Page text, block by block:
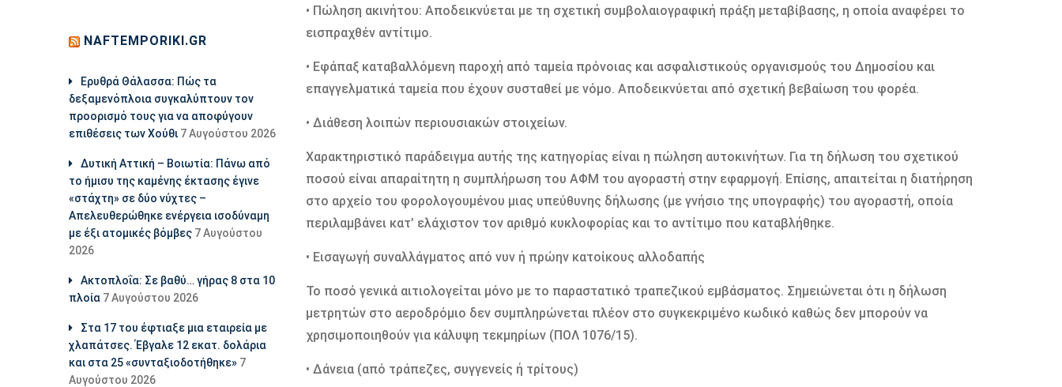
• Πώληση ακινήτου: Αποδεικνύεται με τη σχετική συμβολαιογραφική πράξη μεταβίβασης, η οποία αναφέρει το
εισπραχθέν αντίτιμο.
• Εφάπαξ καταβαλλόμενη παροχή από ταμεία πρόνοιας και ασφαλιστικούς οργανισμούς του Δημοσίου και
επαγγελματικά ταμεία που έχουν συσταθεί με νόμο. Αποδεικνύεται από σχετική βεβαίωση του φορέα.
• Διάθεση λοιπών περιουσιακών στοιχείων.
Χαρακτηριστικό παράδειγμα αυτής της κατηγορίας είναι η πώληση αυτοκινήτων. Για τη δήλωση του σχετικού
ποσού είναι απαραίτητη η συμπλήρωση του ΑΦΜ του αγοραστή στην εφαρμογή. Επίσης, απαιτείται η διατήρηση
στο αρχείο του φορολογουμένου μιας υπεύθυνης δήλωσης (με γνήσιο της υπογραφής) του αγοραστή, οποία
περιλαμβάνει κατ’ ελάχιστον τον αριθμό κυκλοφορίας και το αντίτιμο που καταβλήθηκε.
• Εισαγωγή συναλλάγματος από νυν ή πρώην κατοίκους αλλοδαπής
Το ποσό γενικά αιτιολογείται μόνο με το παραστατικό τραπεζικού εμβάσματος. Σημειώνεται ότι η δήλωση
μετρητών στο αεροδρόμιο δεν συμπληρώνεται πλέον στο συγκεκριμένο κωδικό καθώς δεν μπορούν να
χρησιμοποιηθούν για κάλυψη τεκμηρίων (ΠΟΛ 1076/15).
• Δάνεια (από τράπεζες, συγγενείς ή τρίτους)
NAFTEMPORIKI.GR
Ερυθρά Θάλασσα: Πώς τα
δεξαμενόπλοια συγκαλύπτουν τον
προορισμό τους για να αποφύγουν
επιθέσεις των Χούθι 7 Αυγούστου 2026
Δυτική Αττική – Βοιωτία: Πάνω από
το ήμισυ της καμένης έκτασης έγινε
«στάχτη» σε δύο νύχτες –
Απελευθερώθηκε ενέργεια ισοδύναμη
με έξι ατομικές βόμβες 7 Αυγούστου
2026
Ακτοπλοΐα: Σε βαθύ… γήρας 8 στα 10
πλοία 7 Αυγούστου 2026
Στα 17 του έφτιαξε μια εταιρεία με
χλαπάτσες. Έβγαλε 12 εκατ. δολάρια
και στα 25 «συνταξιοδοτήθηκε» 7
Αυγούστου 2026